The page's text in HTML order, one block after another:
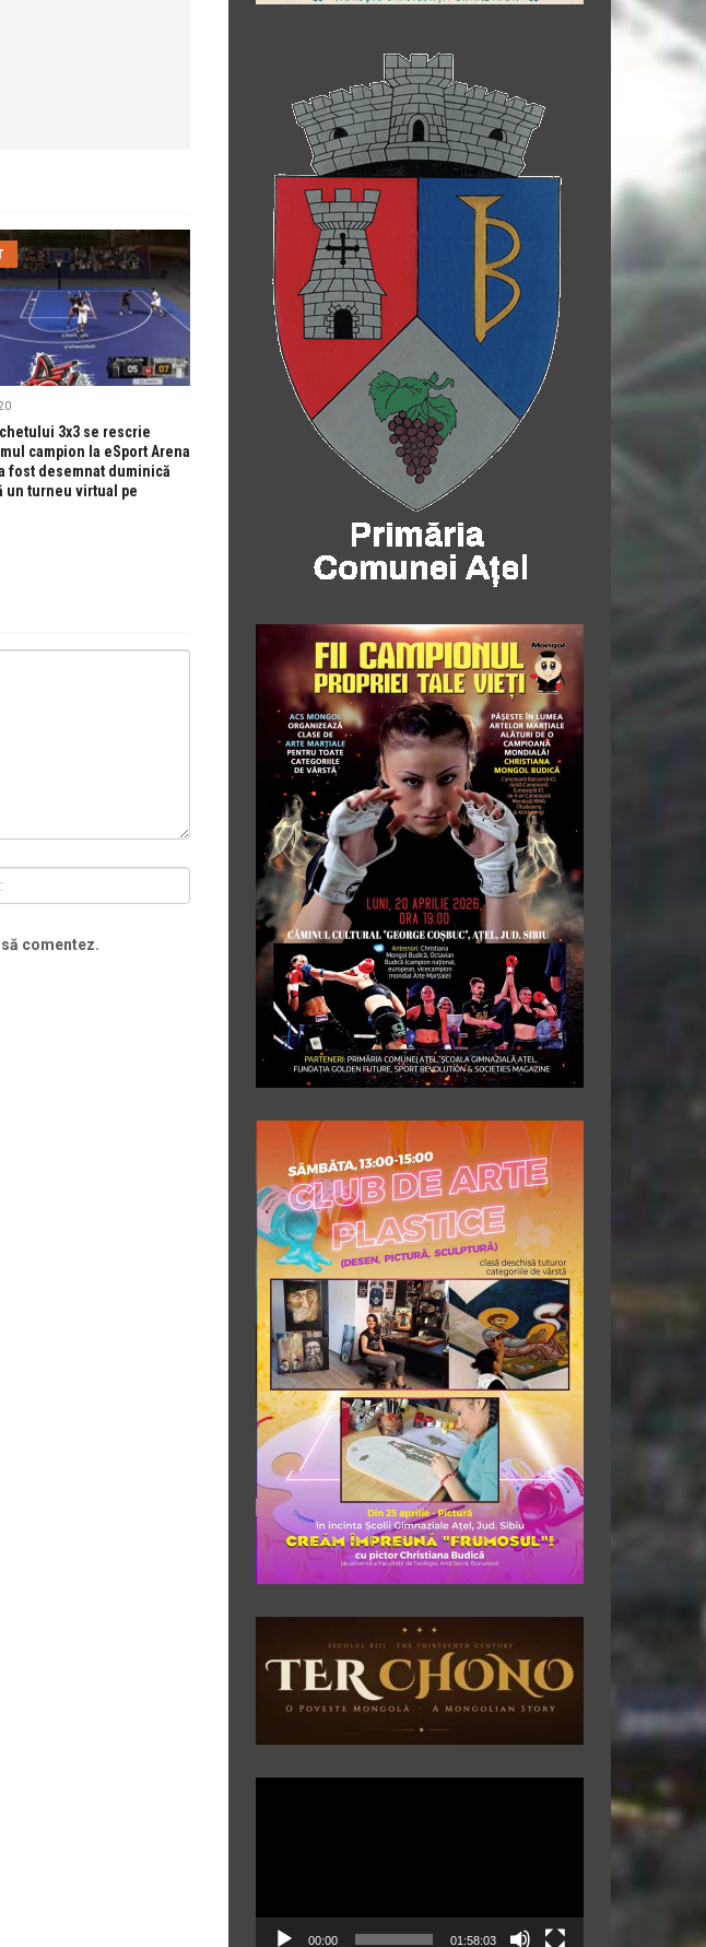
3x3 se rescrie
campion la eSport Arena
fost desemnat duminică
un turneu virtual pe
comentez.
00:00 01:58:03